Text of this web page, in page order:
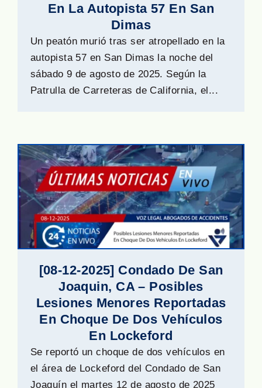
En La Autopista 57 En San
Dimas
Un peatón murió tras ser atropellado en la
autopista 57 en San Dimas la noche del
sábado 9 de agosto de 2025. Según la
Patrulla de Carreteras de California, el...
[08-12-2025] Condado De San
Joaquin, CA – Posibles
Lesiones Menores Reportadas
En Choque De Dos Vehículos
En Lockeford
Se reportó un choque de dos vehículos en
el área de Lockeford del Condado de San
Joaquín el martes 12 de agosto de 2025